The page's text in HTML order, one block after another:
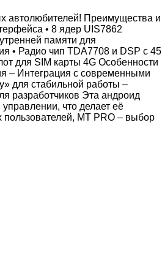
автолюбителей! Преимущества и
• 8 ядер UIS7862
памяти для
• Радио чип TDA7708 и DSP с 45
для SIM карты 4G Особенности
– Интеграция с современными
для стабильной работы –
разработчиков Эта андроид
что делает её
MT PRO – выбор